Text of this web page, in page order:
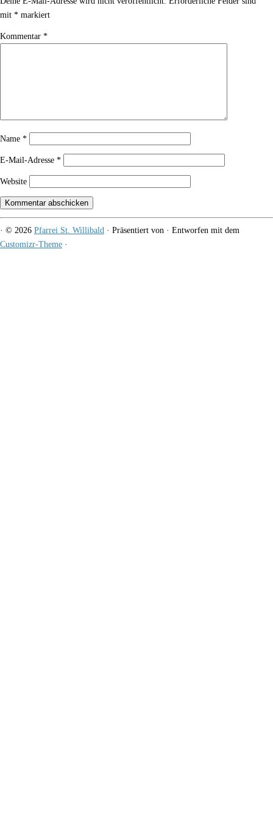
mit * markiert
Kommentar *
Name *
E-Mail-Adresse *
Website
· © 2026 Pfarrei St. Willibald · Präsentiert von · Entworfen mit dem
Customizr-Theme ·